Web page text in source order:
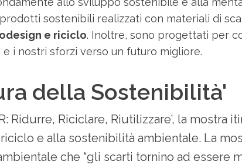
sostenibili realizzati con materiali di
e riciclo. Inoltre, sono progettati per
i nostri sforzi verso un futuro migliore.
della Sostenibilità'
Ridurre, Riciclare, Riutilizzare’, la mostra
e alla sostenibilità ambientale. La
che “gli scarti tornino ad essere